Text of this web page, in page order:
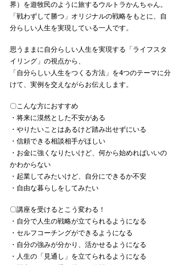
界）を遊牧民のように旅するウルトラかんちゃん。
「戦わずして勝つ」オリジナルの戦略をもとに、自
分らしい人生を実現している一人です。
思うままに自分らしい人生を実現する「ライフスタ
イリング」の視点から、
「自分らしい人生をつくる方法」を4つのテーマに分
けて、実例を交えながらお伝えします。
〇こんな方におすすめ
・将来に漠然とした不安がある
・やりたいことはあるけど踏み出せずにいる
・信頼できる相談相手がほしい
・お金に強くなりたいけど、何から始めればいいの
かわからない
・起業してみたいけど、自分にできるか不安
・自由な暮らしをしてみたい
〇講座を受けるとこう変わる！
・自分で人生の戦略が立てられるようになる
・セルフコーチングができるようになる
・自分の強みが分かり、活かせるようになる
・人生の「見通し」を立てられるようになる